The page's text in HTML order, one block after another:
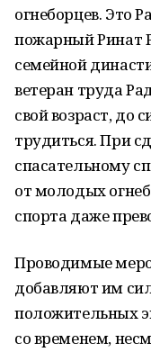
огнеборцев. Это
пожарный Ринат
семейной
ветеран труда
свой возраст, до
трудиться. При
спасательному
от молодых
спорта даже
Проводимые
добавляют им
положительных
со временем,